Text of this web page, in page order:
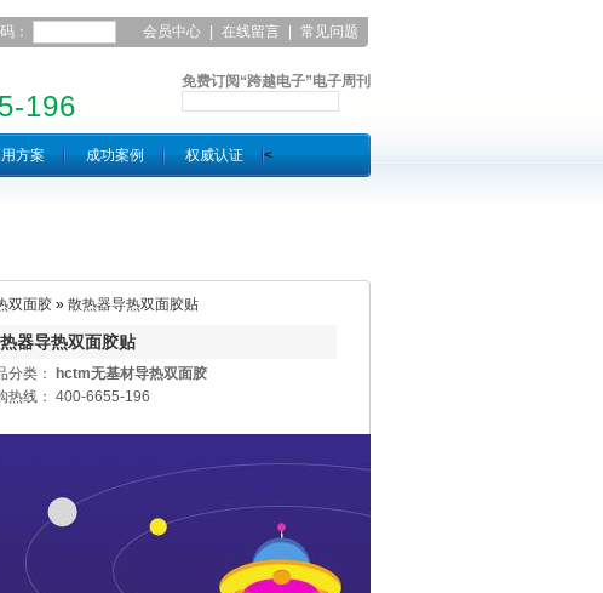
： 会员中心 在线留言 常见问题
196
免费订阅“跨越电子”电子周刊
<
方案 成功案例 权威认证
双面胶 » 散热器导热双面胶贴
器导热双面胶贴
分类：
hctm无基材导热双面胶
热线： 400-6655-196